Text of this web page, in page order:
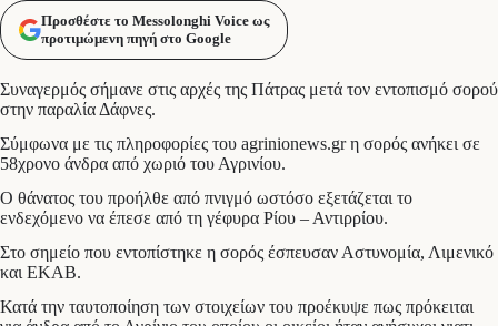
Προσθέστε το Messolonghi Voice ως
προτιμώμενη πηγή στο Google
Συναγερμός σήμανε στις αρχές της Πάτρας μετά τον εντοπισμό σορού
στην παραλία Δάφνες.
Σύμφωνα με τις πληροφορίες του agrinionews.gr η σορός ανήκει σε
58χρονο άνδρα από χωριό του Αγρινίου.
Ο θάνατος του προήλθε από πνιγμό ωστόσο εξετάζεται το
ενδεχόμενο να έπεσε από τη γέφυρα Ρίου – Αντιρρίου.
Στο σημείο που εντοπίστηκε η σορός έσπευσαν Αστυνομία, Λιμενικό
και ΕΚΑΒ.
Κατά την ταυτοποίηση των στοιχείων του προέκυψε πως πρόκειται